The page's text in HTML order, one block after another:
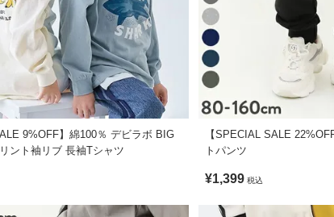
てはもちろん、お出かけコーデにもおすすめ。
ーアイテムをアクセントととして取り入れると、今っぽい印象
/ リブ：綿95% ポリウレタン5%
リケート洗い) / 漂白剤使用不可 / 乾燥機使用不可 / 日陰つり干
9%OFF】綿100％ デビラボ BIG
ント袖リブ 長袖Tシャツ
【SPECIAL SALE
トパンツ
¥1,399 税込